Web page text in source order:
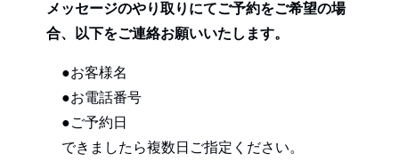
メッセージのやり取りにてご予約をご希望の場
合、以下をご連絡お願いいたします。
●お客様名
●お電話番号
●ご予約日
できましたら複数日ご指定ください。